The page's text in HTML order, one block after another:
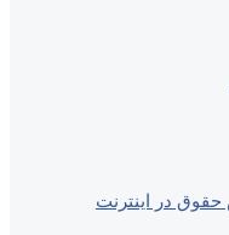
حقوق در اینترنت